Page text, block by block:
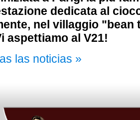
aspettiamo al V21!
las noticias »